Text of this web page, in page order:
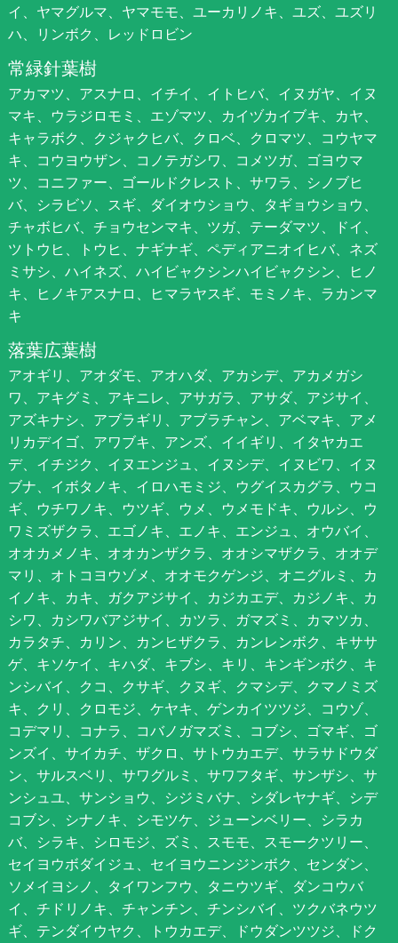
イ、ヤマグルマ、ヤマモモ、ユーカリノキ、ユズ、ユズリ
ハ、リンボク、レッドロビン
常緑針葉樹
アカマツ、アスナロ、イチイ、イトヒバ、イヌガヤ、イヌ
マキ、ウラジロモミ、エゾマツ、カイヅカイブキ、カヤ、
キャラボク、クジャクヒバ、クロベ、クロマツ、コウヤマ
キ、コウヨウザン、コノテガシワ、コメツガ、ゴヨウマ
ツ、コニファー、ゴールドクレスト、サワラ、シノブヒ
バ、シラビソ、スギ、ダイオウショウ、タギョウショウ、
チャボヒバ、チョウセンマキ、ツガ、テーダマツ、ドイ、
ツトウヒ、トウヒ、ナギナギ、ペディアニオイヒバ、ネズ
ミサシ、ハイネズ、ハイビャクシンハイビャクシン、ヒノ
キ、ヒノキアスナロ、ヒマラヤスギ、モミノキ、ラカンマ
キ
落葉広葉樹
アオギリ、アオダモ、アオハダ、アカシデ、アカメガシ
ワ、アキグミ、アキニレ、アサガラ、アサダ、アジサイ、
アズキナシ、アブラギリ、アブラチャン、アベマキ、アメ
リカデイゴ、アワブキ、アンズ、イイギリ、イタヤカエ
デ、イチジク、イヌエンジュ、イヌシデ、イヌビワ、イヌ
ブナ、イボタノキ、イロハモミジ、ウグイスカグラ、ウコ
ギ、ウチワノキ、ウツギ、ウメ、ウメモドキ、ウルシ、ウ
ワミズザクラ、エゴノキ、エノキ、エンジュ、オウバイ、
オオカメノキ、オオカンザクラ、オオシマザクラ、オオデ
マリ、オトコヨウゾメ、オオモクゲンジ、オニグルミ、カ
イノキ、カキ、ガクアジサイ、カジカエデ、カジノキ、カ
シワ、カシワバアジサイ、カツラ、ガマズミ、カマツカ、
カラタチ、カリン、カンヒザクラ、カンレンボク、キササ
ゲ、キソケイ、キハダ、キブシ、キリ、キンギンボク、キ
ンシバイ、クコ、クサギ、クヌギ、クマシデ、クマノミズ
キ、クリ、クロモジ、ケヤキ、ゲンカイツツジ、コウゾ、
コデマリ、コナラ、コバノガマズミ、コブシ、ゴマギ、ゴ
ンズイ、サイカチ、ザクロ、サトウカエデ、サラサドウダ
ン、サルスベリ、サワグルミ、サワフタギ、サンザシ、サ
ンシュユ、サンショウ、シジミバナ、シダレヤナギ、シデ
コブシ、シナノキ、シモツケ、ジューンベリー、シラカ
バ、シラキ、シロモジ、ズミ、スモモ、スモークツリー、
セイヨウボダイジュ、セイヨウニンジンボク、センダン、
ソメイヨシノ、タイワンフウ、タニウツギ、ダンコウバ
イ、チドリノキ、チャンチン、チンシバイ、ツクバネウツ
ギ、テンダイウヤク、トウカエデ、ドウダンツツジ、ドク